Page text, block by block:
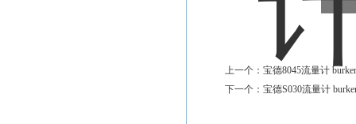
上一个： 宝德8045流量计
下一个： 宝德S030流量计